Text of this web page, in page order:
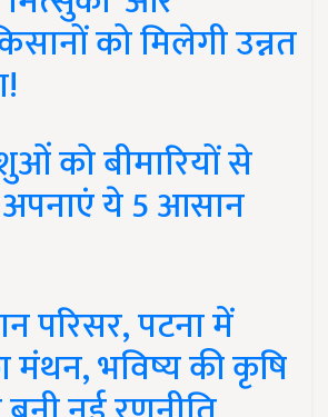
को मिलेगी उन्नत
को बीमारियों से
ये 5 आसान
परिसर, पटना में
मंथन, भविष्य की कृषि